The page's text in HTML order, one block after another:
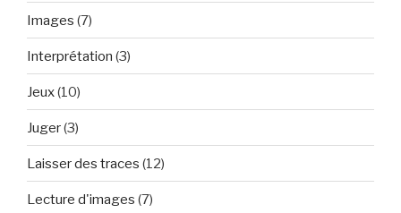
Images (7)
Interprétation (3)
Jeux(10)
Juger(3)
Laisser des traces (12)
Lecture d'images (7)